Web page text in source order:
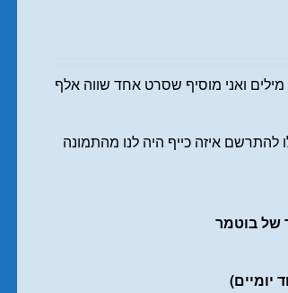
ואני מוסיף שסרט אחד שווה אלף
להתרשם איזה כייף היה לנו מהתמונה